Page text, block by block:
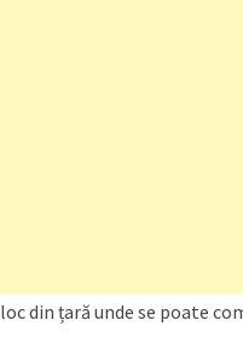
din țară unde se poate